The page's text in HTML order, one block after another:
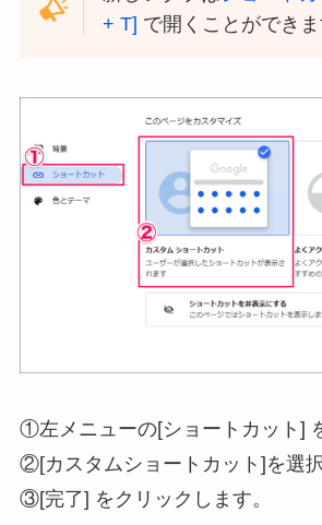
+ T] で開くことができま
①左メニューの[ショートカット]
②[カスタムショートカット]を選
③[完了] をクリックします。